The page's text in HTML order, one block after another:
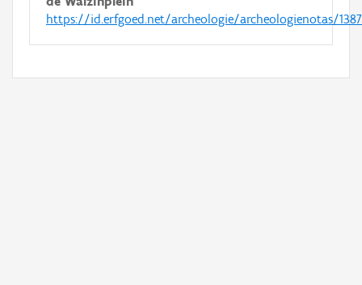
https://id.erfgoed.net/archeologie/archeologienotas/